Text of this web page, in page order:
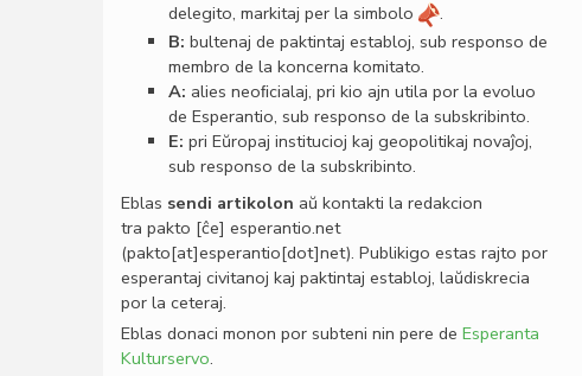
delegito, markitaj per la simbolo
.
B: bultenaj de paktintaj establoj, sub responso de
membro de la koncerna komitato.
A: alies neoﬁcialaj, pri kio ajn utila por la evoluo
de Esperantio, sub responso de la subskribinto.
E: pri Eŭropaj institucioj kaj geopolitikaj novaĵoj,
sub responso de la subskribinto.
Eblas sendi artikolon aŭ kontakti la redakcion
tra pakto [ĉe] esperantio.net
(pakto[at]esperantio[dot]net). Publikigo estas rajto por
esperantaj civitanoj kaj paktintaj establoj, laŭdiskrecia
por la ceteraj.
Eblas donaci monon por subteni nin pere de Esperanta
Kulturservo.